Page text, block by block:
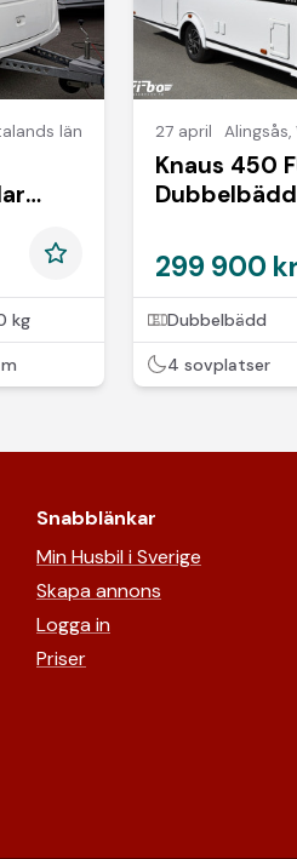
län
kg
27 april Alingsås,
Knaus 450
Dubbelbädd
299 900 kr
Dubbelbädd
4 sovplatser
Snabblänkar
Min Husbil i Sverige
Skapa annons
Logga in
Priser